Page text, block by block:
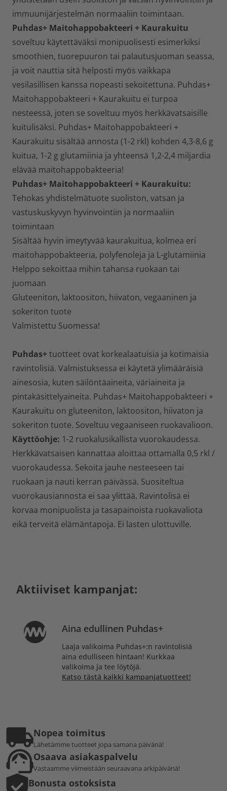
immuunijärjestelmän normaaliin toimintaan.
Puhdas+ Maitohappobakteeri + Kaurakuitu
soveltuu käytettäväksi monipuolisesti esimerkiksi
smoothien, tuorepuuron tai palautusjuoman seassa,
ja voit nauttia sitä helposti myös vaikkapa
vesilasillisen kanssa nopeasti sekoitettuna. Puhdas+
Maitohappobakteeri + Kaurakuitu ei turpoa
nesteessä, joten se soveltuu myös herkkävatsaisille
kuitulisäksi. Puhdas+ Maitohappobakteeri +
Kaurakuitu sisältää annosta (1-2 rkl) kohden 4,3-8,6 g
kuitua, 1-2 g glutamiinia ja yhteensä 1,2-2,4 miljardia
elävää maitohappobakteeria!
Puhdas+ Maitohappobakteeri + Kaurakuitu:
Tehokas yhdistelmätuote suoliston, vatsan ja
vastuskuskyvyn hyvinvointiin ja normaaliin
toimintaan
Sisältää hyvin imeytyvää kaurakuitua, kolmea eri
maitohappobakteeria, polyfenoleja ja L-glutamiinia
Helppo sekoittaa mihin tahansa ruokaan tai
juomaan
Gluteeniton, laktoositon, hiivaton, vegaaninen ja
sokeriton tuote
Valmistettu Suomessa!
Puhdas+tuotteet ovat korkealaatuisia ja kotimaisia
ravintolisiä. Valmistuksessa ei käytetä ylimääräisiä
ainesosia, kuten säilöntäaineita, väriaineita ja
pintakäsittelyaineita. Puhdas+ Maitohappobakteeri +
Kaurakuitu on gluteeniton, laktoositon, hiivaton ja
sokeriton tuote. Soveltuu vegaaniseen ruokavalioon.
Käyttöohje: 1-2 ruokalusikallista vuorokaudessa.
Herkkävatsaisen kannattaa aloittaa ottamalla 0,5 rkl /
vuorokaudessa. Sekoita jauhe nesteeseen tai
ruokaan ja nauti kerran päivässä. Suositeltua
vuorokausiannosta ei saa ylittää. Ravintolisä ei
korvaa monipuolista ja tasapainoista ruokavaliota
eikä terveitä elämäntapoja. Ei lasten ulottuville.
Aktiiviset kampanjat:
Aina edullinen Puhdas+
Laaja valikoima Puhdas+:n ravintolisiä
aina edulliseen hintaan! Kurkkaa
valikoima ja tee löytöjä.
Katso tästä kaikki kampanjatuotteet!
Nopea toimitus
Lähetämme tuotteet jopa samana päivänä!
Osaava asiakaspalvelu
Vastaamme viimeistään seuraavana arkipäivänä!
Bonusta ostoksista